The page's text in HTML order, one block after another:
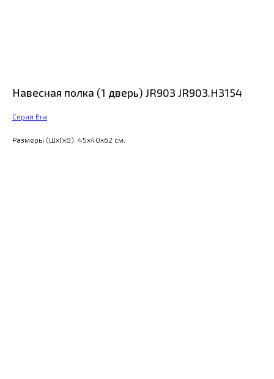
Навесная полка (1 дверь) JR903 JR903.H3154
Серия Era
Размеры (ШхГхВ): 45x40x62 см.